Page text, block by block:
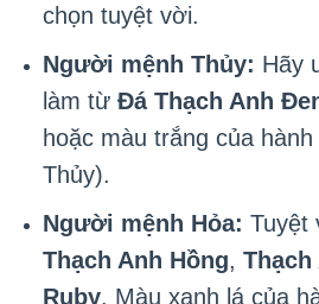
chọn tuyệt vời.
Người mệnh Thủy: Hãy
làm từ Đá Thạch Anh
hoặc màu trắng của
Thủy).
Người mệnh Hỏa: Tuyệt
Thạch Anh Hồng, Thạch
Ruby. Màu xanh lá của